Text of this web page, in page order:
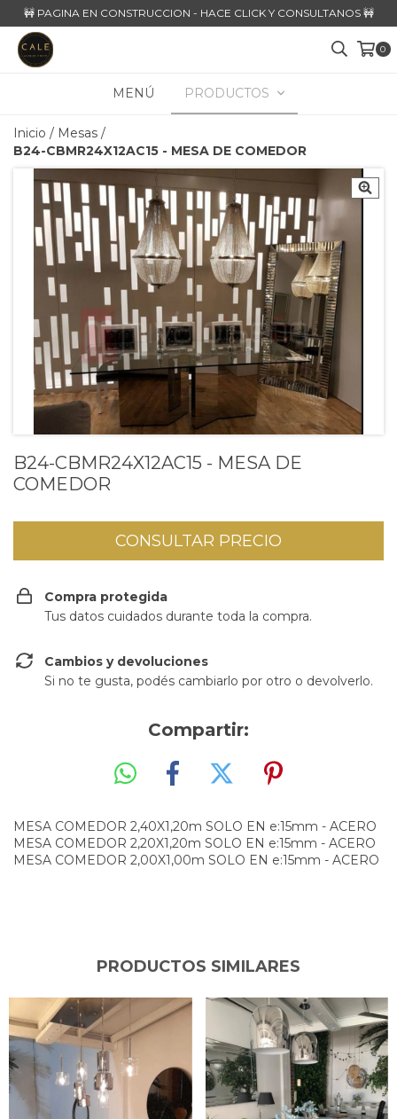
🚧 PAGINA EN CONSTRUCCION - HACE CLICK Y CONSULTANOS 🚧
0
MENÚ PRODUCTOS
Inicio / Mesas /
B24-CBMR24X12AC15 - MESA DE COMEDOR
B24-CBMR24X12AC15 - MESA DE
COMEDOR
Compra protegida
Tus datos cuidados durante toda la compra.
Cambios y devoluciones
Si no te gusta, podés cambiarlo por otro o devolverlo.
Compartir:
MESA COMEDOR 2,40X1,20m SOLO EN e:15mm - ACERO
MESA COMEDOR 2,20X1,20m SOLO EN e:15mm - ACERO
MESA COMEDOR 2,00X1,00m SOLO EN e:15mm - ACERO
PRODUCTOS SIMILARES